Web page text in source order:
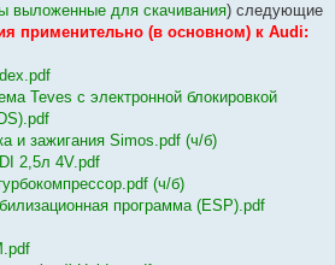
выложенные для скачивания) следующие
применительно (в основном) к Audi:
Teves с электронной блокировкой
и зажигания Simos.pdf (ч/б)
2,5л 4V.pdf
(ч/б)
программа (ESP).pdf